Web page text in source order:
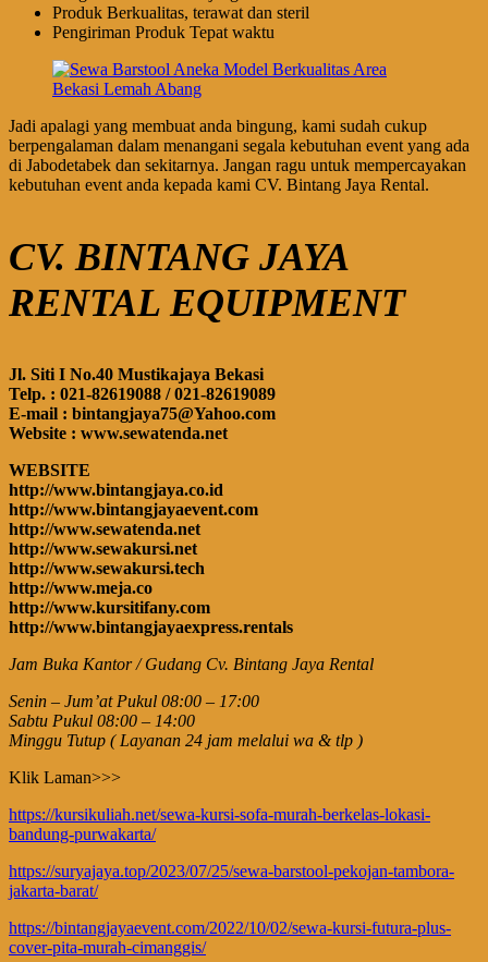
Produk Berkualitas, terawat dan steril
Pengiriman Produk Tepat waktu
Jadi apalagi yang membuat anda bingung, kami sudah cukup
berpengalaman dalam menangani segala kebutuhan event yang ada
di Jabodetabek dan sekitarnya. Jangan ragu untuk mempercayakan
kebutuhan event anda kepada kami CV. Bintang Jaya Rental.
CV. BINTANG JAYA
RENTAL EQUIPMENT
Jl. Siti I No.40 Mustikajaya Bekasi
Telp. : 021-82619088 / 021-82619089
E-mail : bintangjaya75@Yahoo.com
Website : www.sewatenda.net
WEBSITE
http://www.bintangjaya.co.id
http://www.bintangjayaevent.com
http://www.sewatenda.net
http://www.sewakursi.net
http://www.sewakursi.tech
http://www.meja.co
http://www.kursitifany.com
http://www.bintangjayaexpress.rentals
Jam Buka Kantor / Gudang Cv. Bintang Jaya Rental
Senin – Jum’at Pukul 08:00 – 17:00
Sabtu Pukul 08:00 – 14:00
Minggu Tutup ( Layanan 24 jam melalui wa & tlp )
Klik Laman>>>
https://kursikuliah.net/sewa-kursi-sofa-murah-berkelas-lokasi-
bandung-purwakarta/
https://suryajaya.top/2023/07/25/sewa-barstool-pekojan-tambora-
jakarta-barat/
https://bintangjayaevent.com/2022/10/02/sewa-kursi-futura-plus-
cover-pita-murah-cimanggis/